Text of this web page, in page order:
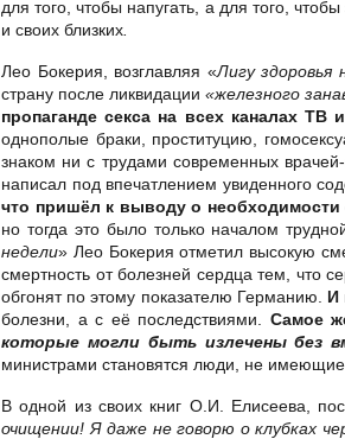
для того, чтобы напугать, а для того,
и своих близких
Лео Бокерия, возглавляя «Лигу здоровья
страну после ликвидации «железного
пропаганде секса на всех каналах ТВ
однополые браки, проституцию,
знаком ни с трудами современных
написал под впечатлением увиденного
что пришёл к выводу о необходимости
но тогда это было только началом
недели» Лео Бокерия отметил высокую
смертность от болезней сердца тем, что
обгонят по этому показателю Германию. И
болезни, а с её последствиями. Самое
которые могли быть излечены без
министрами становятся люди, не
В одной из своих книг О.И. Елисеева,
очищении! Я даже не говорю о клубках